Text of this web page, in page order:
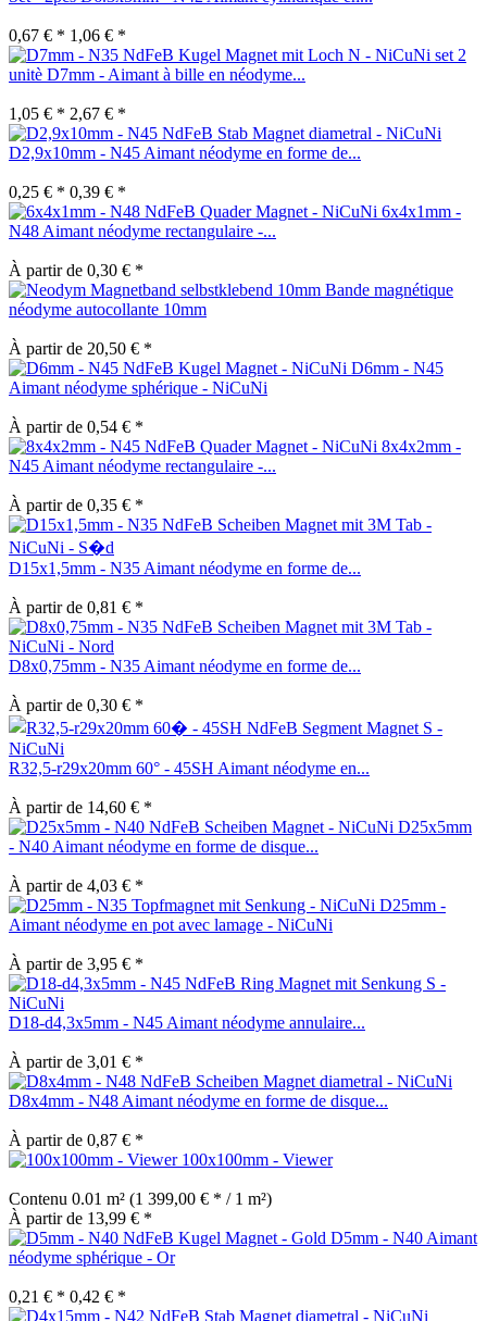
0,67 € * 1,06 € *
set 2
unitè D7mm - Aimant à bille en néodyme...
1,05 € * 2,67 € *
D2,9x10mm - N45 Aimant néodyme en forme de...
0,25 € * 0,39 € *
6x4x1mm -
N48 Aimant néodyme rectangulaire -...
À partir de 0,30 € *
Bande magnétique
néodyme autocollante 10mm
À partir de 20,50 € *
D6mm - N45
Aimant néodyme sphérique - NiCuNi
À partir de 0,54 € *
8x4x2mm -
N45 Aimant néodyme rectangulaire -...
À partir de 0,35 € *
D15x1,5mm - N35 Aimant néodyme en forme de...
À partir de 0,81 € *
D8x0,75mm - N35 Aimant néodyme en forme de...
À partir de 0,30 € *
R32,5-r29x20mm 60° - 45SH Aimant néodyme en...
À partir de 14,60 € *
D25x5mm
- N40 Aimant néodyme en forme de disque...
À partir de 4,03 € *
D25mm -
Aimant néodyme en pot avec lamage - NiCuNi
À partir de 3,95 € *
D18-d4,3x5mm - N45 Aimant néodyme annulaire...
À partir de 3,01 € *
D8x4mm - N48 Aimant néodyme en forme de disque...
À partir de 0,87 € *
100x100mm - Viewer
Contenu 0.01 m² (1 399,00 € * / 1 m²)
À partir de 13,99 € *
D5mm - N40 Aimant
néodyme sphérique - Or
0,21 € * 0,42 € *